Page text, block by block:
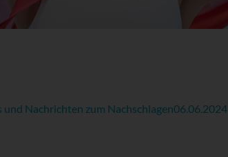
Nachrichten zum Nachschlagen06.06.2024